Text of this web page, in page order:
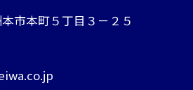
市本町５丁目３－２５